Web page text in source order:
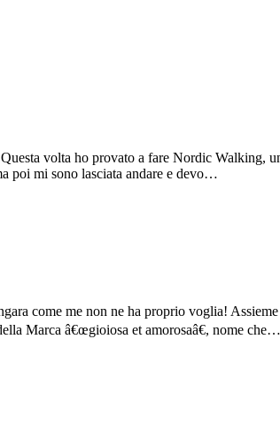
volta ho provato a fare Nordic Walking,
poi mi sono lasciata andare e devo…
come me non ne ha proprio voglia!
Marca â€œgioiosa et amorosaâ€, nome che…